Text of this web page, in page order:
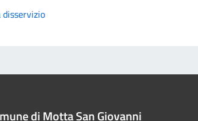
disservizio
di Motta San Giovanni